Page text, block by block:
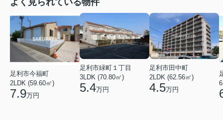
足利市今福町
2LDK (59.60㎡)
7.9万円
足利市緑町１丁目
3LDK (70.80㎡)
5.4万円
足利市田中町
2LDK (62.56㎡)
4.5万円